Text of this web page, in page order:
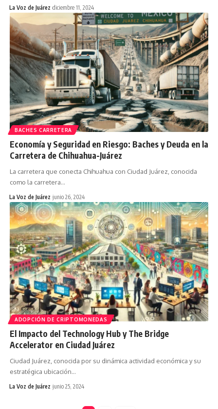
La Voz de Juárez diciembre 11, 2024
BACHES CARRETERA
Economía y Seguridad en Riesgo: Baches y Deuda en la
Carretera de Chihuahua-Juárez
La carretera que conecta Chihuahua con Ciudad Juárez, conocida
como la carretera…
La Voz de Juárez junio 26, 2024
ADOPCIÓN DE CRIPTOMONEDAS
El Impacto del Technology Hub y The Bridge
Accelerator en Ciudad Juárez
Ciudad Juárez, conocida por su dinámica actividad económica y su
estratégica ubicación…
La Voz de Juárez junio 25, 2024